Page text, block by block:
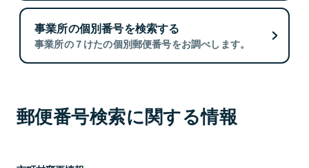
事業所の個別番号を検索する
事業所の７けたの個別郵便番号をお調べします。
郵便番号検索に関する情報